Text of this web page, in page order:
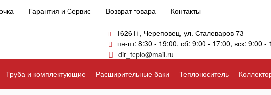
Гарантия и Сервис Возврат товара Контакты
162611, Череповец, ул. Сталеваров 73
пн-пт: 8:30 - 19:00, сб: 9:00 - 17:00, вск: 9:00 -
dir_teplo@mail.ru
Труба и комплектующие Расширительные баки Теплоноситель